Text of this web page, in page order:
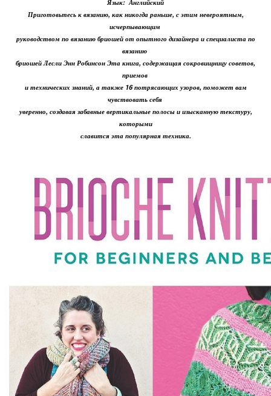
Язык: ‎ Английский
Приготовьтесь к вязанию, как никогда раньше, с этим невероятным,
исчерпывающим
руководством по вязанию бриошей от опытного дизайнера и специалиста по
вязанию
бриошей Лесли Энн Робинсон Эта книга, содержащая сокровищницу советов,
приемов
и технических знаний, а также 16 потрясающих узоров, поможет вам
чувствовать себя
уверенно, создавая забавные вертикальные полосы и изысканную текстуру,
которыми
славится эта популярная техника.